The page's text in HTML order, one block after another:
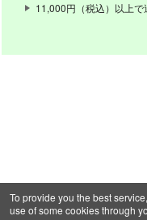
To provide you the best
use of some cookies through
11,000円（税込）以上で